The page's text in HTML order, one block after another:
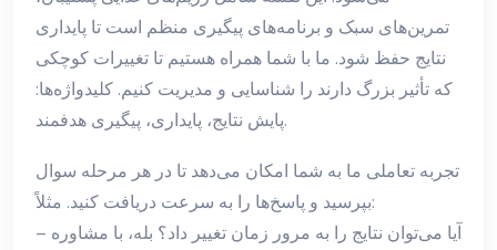
تمرین‌های سبک و برنامه‌های پیگیری منظم است تا پایداری
نتایج حفظ شود. ما با شما همراه هستیم تا تغییرات کوچکی
که تأثیر بزرگ دارند را شناسایی و مدیریت کنیم. کلیدواژه‌ها:
پایش نتایج، پایداری، پیگیری هدفمند.
تجربه تعاملی ما به شما امکان می‌دهد تا در هر مرحله سوال
بپرسید و پاسخ‌ها را به سرعت دریافت کنید. مثلاً:
– آیا می‌توان نتایج را به مرور زمان تغییر داد؟ بله، با مشاوره